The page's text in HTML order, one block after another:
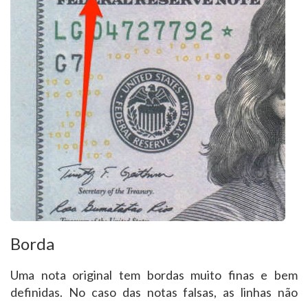
Borda
Uma nota original tem bordas muito finas e bem
definidas. No caso das notas falsas, as linhas não